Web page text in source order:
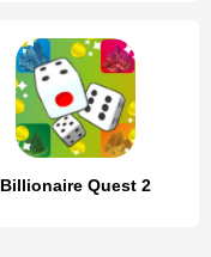
Billionaire Quest 2